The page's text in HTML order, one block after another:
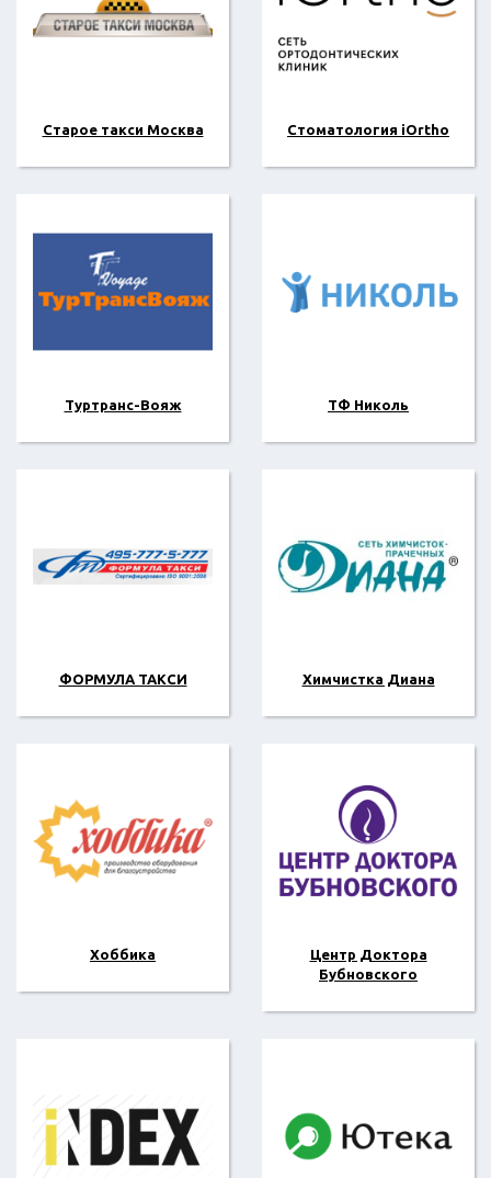
Старое такси Москва Стоматология iOrtho
Туртранс-Вояж ТФ Николь
ФОРМУЛА ТАКСИ Химчистка Диана
Хоббика
Центр Доктора
Бубновского